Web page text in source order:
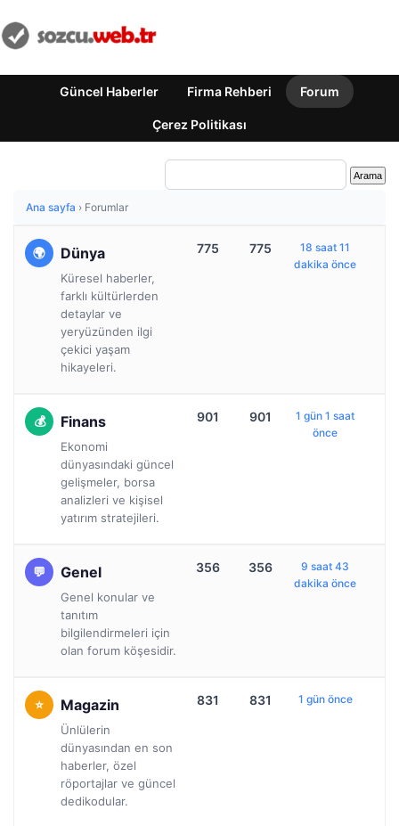
Güncel Haberler Firma Rehberi Forum
Çerez Politikası
Ana sayfa › Forumlar
Dünya
Küresel haberler,
farklı kültürlerden
detaylar ve
yeryüzünden ilgi
çekici yaşam
hikayeleri.
775 775
18 saat 11
dakika önce
Finans
Ekonomi
dünyasındaki güncel
gelişmeler, borsa
analizleri ve kişisel
yatırım stratejileri.
901 901
1 gün 1 saat
önce
Genel
Genel konular ve
tanıtım
bilgilendirmeleri için
olan forum köşesidir.
356 356
9 saat 43
dakika önce
Magazin
Ünlülerin
dünyasından en son
haberler, özel
röportajlar ve güncel
dedikodular.
831 831 1 gün önce